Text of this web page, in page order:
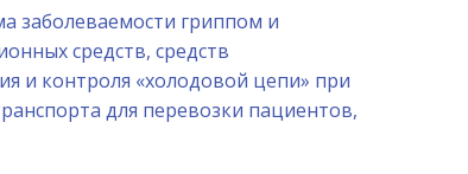
заболеваемости гриппом и
средств, средств
и контроля «холодовой цепи» при
для перевозки пациентов,